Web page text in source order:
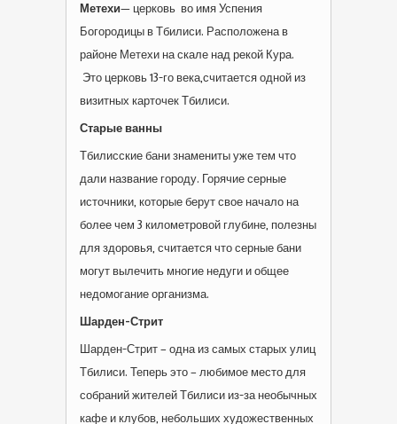
Метехи— церковь во имя Успения
Богородицы в Тбилиси. Расположена в
районе Метехи на скале над рекой Кура.
Это церковь 13-го века,считается одной из
визитных карточек Тбилиси.
Старые ванны
Тбилисские бани знамениты уже тем что
дали название городу. Горячие серные
источники, которые берут свое начало на
более чем 3 километровой глубине, полезны
для здоровья, считается что серные бани
могут вылечить многие недуги и общее
недомогание организма.
Шарден-Стрит
Шарден-Стрит – одна из самых старых улиц
Тбилиси. Теперь это – любимое место для
собраний жителей Тбилиси из-за необычных
кафе и клубов, небольших художественных